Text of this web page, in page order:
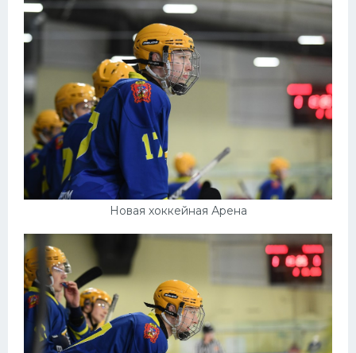
Новая хоккейная Арена
Велогонки
Конькобежный спорт
Тренажеры
Интерьер квартиры